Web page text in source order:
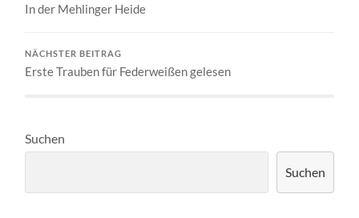
In der Mehlinger Heide
NÄCHSTER BEITRAG
Erste Trauben für Federweißen gelesen
Suchen
Suchen